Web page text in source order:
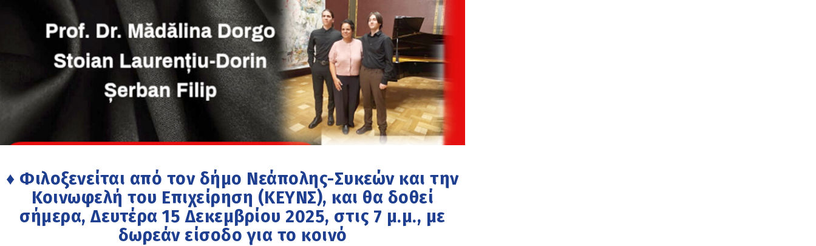
♦ Φιλοξενείται από τον δήμο Νεάπολης-Συκεών και την
Κοινωφελή του Επιχείρηση (ΚΕΥΝΣ), και θα δοθεί
σήμερα, Δευτέρα 15 Δεκεμβρίου 2025, στις 7 μ.μ., με
δωρεάν είσοδο για το κοινό